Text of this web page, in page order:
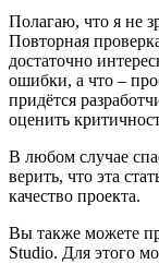
Полагаю, что я не
Повторная
достаточно
ошибки, а что –
придётся
оценить
В любом случае
верить, что эта
качество проекта.
Вы также можете
Studio. Для этого